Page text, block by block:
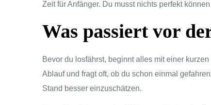
Zeit für Anfänger. Du musst nichts perfekt
Was passiert vor
Bevor du losfährst, beginnt alles mit einer
Ablauf und fragt oft, ob du schon einmal
Stand besser einzuschätzen.